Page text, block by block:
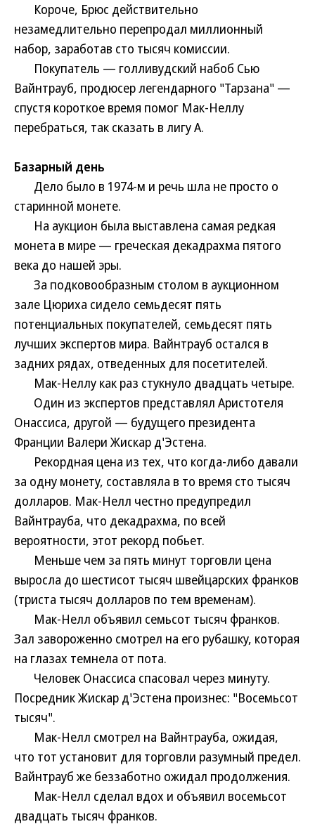
Короче, Брюс действительно
незамедлительно перепродал миллионный
набор, заработав сто тысяч комиссии.
Покупатель — голливудский набоб Сью
Вайнтрауб, продюсер легендарного "Тарзана" —
спустя короткое время помог Мак-Неллу
перебраться, так сказать в лигу А.
Базарный день
Дело было в 1974-м и речь шла не просто о
старинной монете.
На аукцион была выставлена самая редкая
монета в мире — греческая декадрахма пятого
века до нашей эры.
За подковообразным столом в аукционном
зале Цюриха сидело семьдесят пять
потенциальных покупателей, семьдесят пять
лучших экспертов мира. Вайнтрауб остался в
задних рядах, отведенных для посетителей.
Мак-Неллу как раз стукнуло двадцать четыре.
Один из экспертов представлял Аристотеля
Онассиса, другой — будущего президента
Франции Валери Жискар д'Эстена.
Рекордная цена из тех, что когда-либо давали
за одну монету, составляла в то время сто тысяч
долларов. Мак-Нелл честно предупредил
Вайнтрауба, что декадрахма, по всей
вероятности, этот рекорд побьет.
Меньше чем за пять минут торговли цена
выросла до шестисот тысяч швейцарских франков
(триста тысяч долларов по тем временам).
Мак-Нелл объявил семьсот тысяч франков.
Зал завороженно смотрел на его рубашку, которая
на глазах темнела от пота.
Человек Онассиса спасовал через минуту.
Посредник Жискар д'Эстена произнес: "Восемьсот
тысяч".
Мак-Нелл смотрел на Вайнтрауба, ожидая,
что тот установит для торговли разумный предел.
Вайнтрауб же беззаботно ожидал продолжения.
Мак-Нелл сделал вдох и объявил восемьсот
двадцать тысяч франков.